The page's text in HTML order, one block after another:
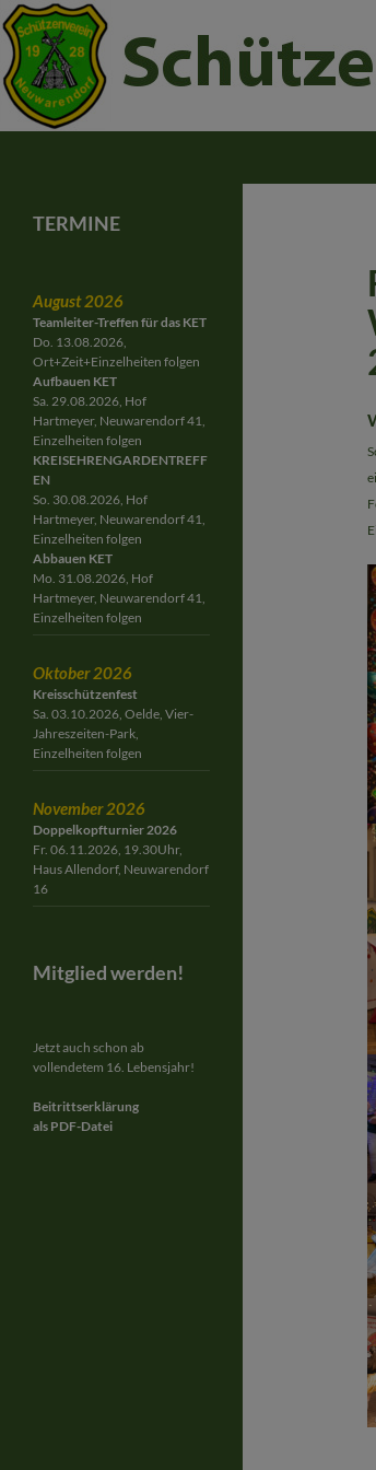
Schützenverein
Gemeinschaft für Jung und Alt
TERMINE
August 2026
Teamleiter-Treffen für das KET
Do. 13.08.2026,
Ort+Zeit+Einzelheiten folgen
Aufbauen KET
Sa. 29.08.2026, Hof
Hartmeyer, Neuwarendorf 41,
Einzelheiten folgen
KREISEHRENGARDENTREFF
EN
So. 30.08.2026, Hof
Hartmeyer, Neuwarendorf 41,
Einzelheiten folgen
Abbauen KET
Mo. 31.08.2026, Hof
Hartmeyer, Neuwarendorf 41,
Einzelheiten folgen
Oktober 2026
Kreisschützenfest
Sa. 03.10.2026, Oelde, Vier-
Jahreszeiten-Park,
Einzelheiten folgen
November 2026
Doppelkopfturnier 2026
Fr. 06.11.2026, 19.30Uhr,
Haus Allendorf, Neuwarendorf
16
Mitglied werden!
Jetzt auch schon ab
vollendetem 16. Lebensjahr!
Beitrittserklärung
als PDF-Datei